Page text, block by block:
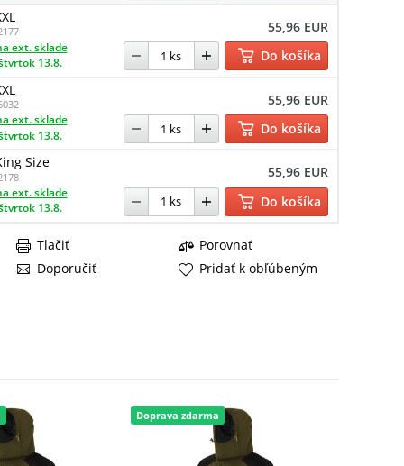
55,96 EUR
ext. sklade
13.8.
Do košíka
55,96 EUR
ext. sklade
13.8.
Do košíka
Size
55,96 EUR
ext. sklade
13.8. Do košíka
Porovnať
Doporučiť
Tlačiť
Pridať k obľúbeným
Doprava zdarma